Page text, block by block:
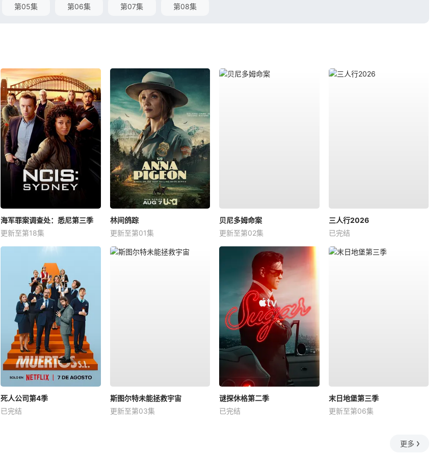
第05集 第06集 第07集 第08集
海军罪案调查处：悉尼第三季
更新至第18集
林间鸽踪
更新至第01集
贝尼多姆命案
更新至第02集
三人行2026
已完结
死人公司第4季
已完结
斯图尔特未能拯救宇宙
更新至第03集
谜探休格第二季
已完结
末日地堡第三季
更新至第06集
更多